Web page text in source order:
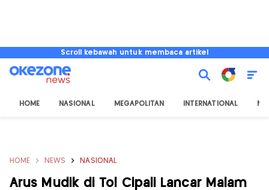
Scroll kebawah untuk membaca artikel
HOME NASIONAL MEGAPOLITAN INTERNATIONAL
HOME NEWS NASIONAL
Arus Mudik di Tol Cipali Lancar Malam